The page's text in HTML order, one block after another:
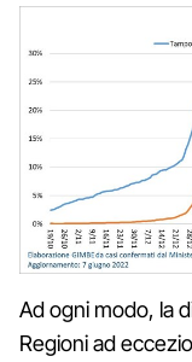
Ad ogni modo, la
Regioni ad